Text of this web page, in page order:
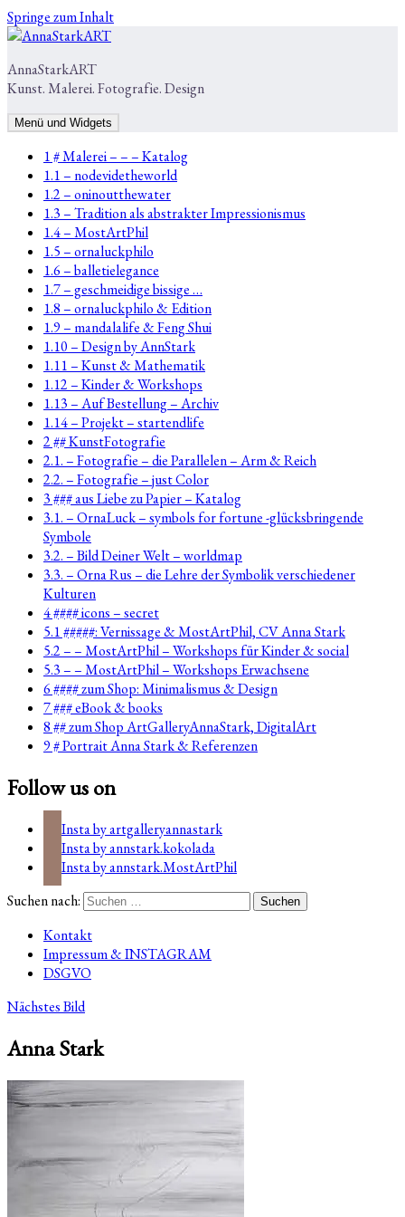
Springe zum Inhalt
AnnaStarkART
Kunst. Malerei. Fotografie. Design
Menü und Widgets
1 # Malerei – – – Katalog
1.1 – nodevidetheworld
1.2 – oninoutthewater
1.3 – Tradition als abstrakter Impressionismus
1.4 – MostArtPhil
1.5 – ornaluckphilo
1.6 – balletielegance
1.7 – geschmeidige bissige …
1.8 – ornaluckphilo & Edition
1.9 – mandalalife & Feng Shui
1.10 – Design by AnnStark
1.11 – Kunst & Mathematik
1.12 – Kinder & Workshops
1.13 – Auf Bestellung – Archiv
1.14 – Projekt – startendlife
2 ## KunstFotografie
2.1. – Fotografie – die Parallelen – Arm & Reich
2.2. – Fotografie – just Color
3 ### aus Liebe zu Papier – Katalog
3.1. – OrnaLuck – symbols for fortune -glücksbringende
Symbole
3.2. – Bild Deiner Welt – worldmap
3.3. – Orna Rus – die Lehre der Symbolik verschiedener
Kulturen
4 #### icons – secret
5.1 #####: Vernissage & MostArtPhil, CV Anna Stark
5.2 – – MostArtPhil – Workshops für Kinder & social
5.3 – – MostArtPhil – Workshops Erwachsene
6 #### zum Shop: Minimalismus & Design
7 ### eBook & books
8 ## zum Shop ArtGalleryAnnaStark, DigitalArt
9 # Portrait Anna Stark & Referenzen
Follow us on
Insta by artgalleryannastark
Insta by annstark.kokolada
Insta by annstark.MostArtPhil
Suchen nach:
Kontakt
Impressum & INSTAGRAM
DSGVO
Nächstes Bild
Anna Stark